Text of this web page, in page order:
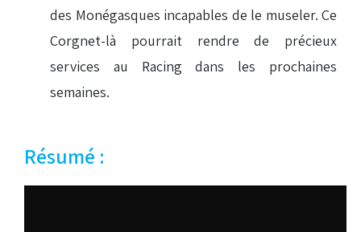
des Monégasques incapables de le museler. Ce
Corgnet-là pourrait rendre de précieux
services au Racing dans les prochaines
semaines.
Résumé :